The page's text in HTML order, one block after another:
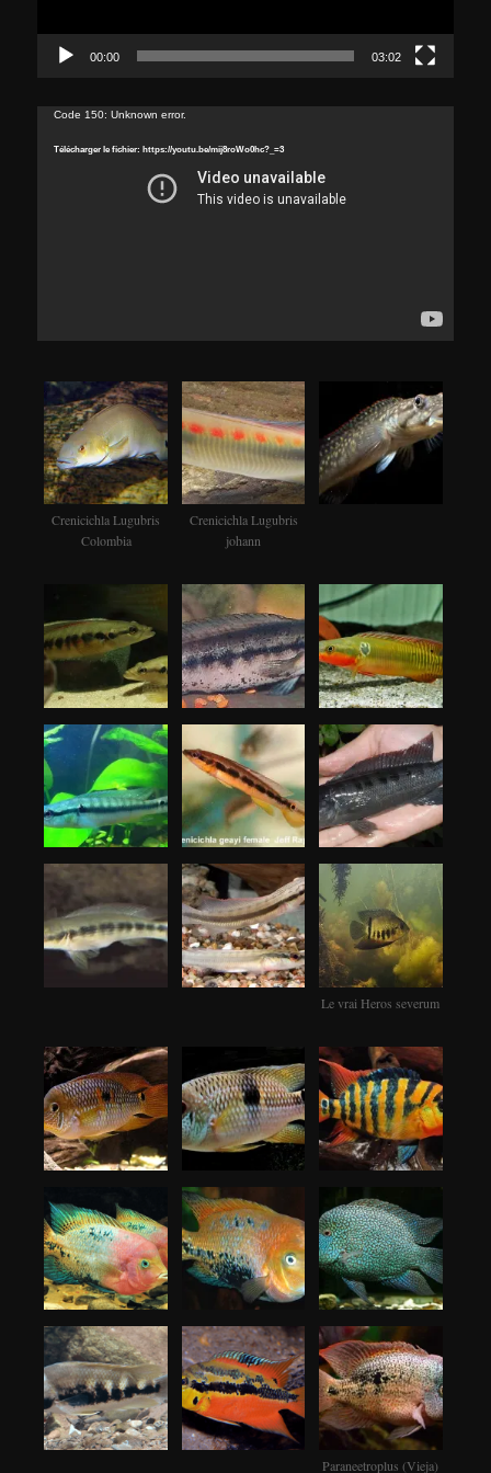
00:00 03:02
Lecteur
Code 150: Unknown error.
Télécharger le fichier: https://youtu.be/mij8roWo0hc?_=3
Crenicichla Lugubris
Colombia
Crenicichla Lugubris
johann
Le vrai Heros severum
Paraneetroplus (Vieja)